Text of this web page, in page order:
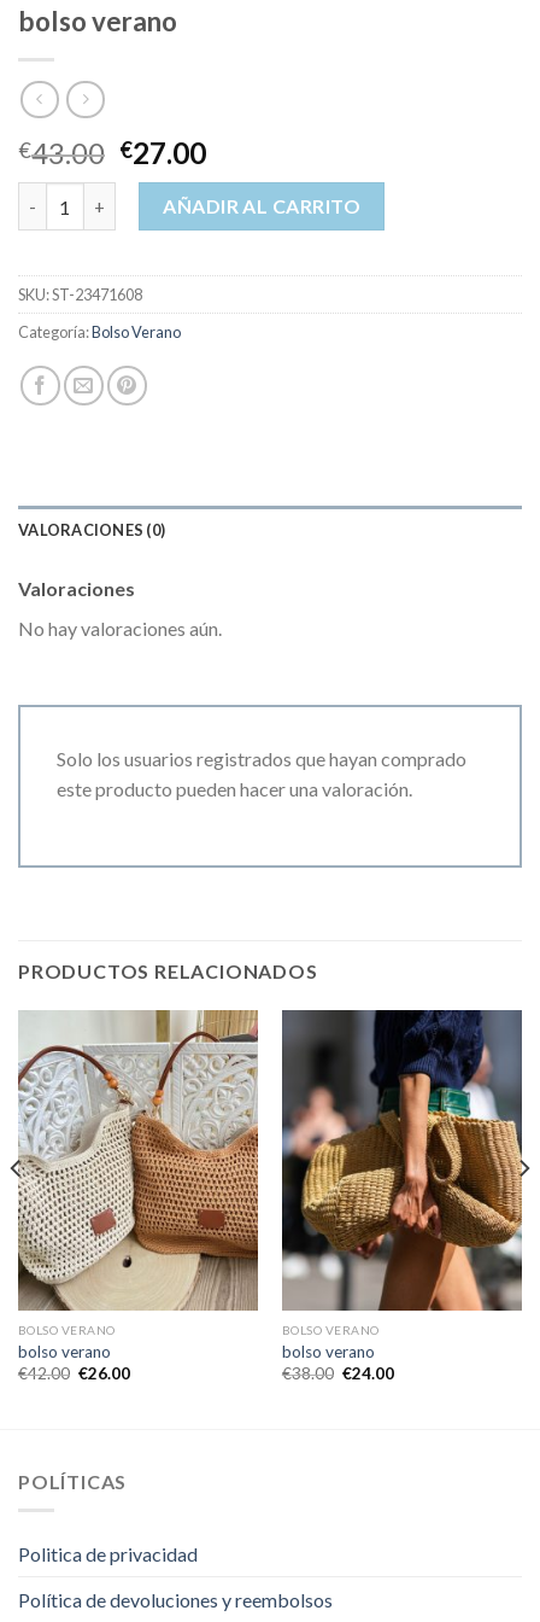
bolso verano
€43.00 €27.00
bolso verano cantidadAÑADIR AL CARRITO
SKU:ST-23471608
Categoría:Bolso Verano
VALORACIONES (0)
Valoraciones
No hay valoraciones aún.
Solo los usuarios registrados que hayan comprado
este producto pueden hacer una valoración.
PRODUCTOS RELACIONADOS
BOLSO VERANO
bolso verano
€42.00 €26.00
BOLSO VERANO
bolso verano
€38.00 €24.00
POLÍTICAS
Politica de privacidad
Política de devoluciones y reembolsos